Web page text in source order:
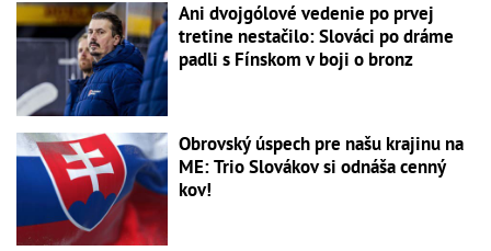
Ani dvojgólové vedenie po prvej
tretine nestačilo: Slováci po dráme
padli s Fínskom v boji o bronz
Obrovský úspech pre našu krajinu na
ME: Trio Slovákov si odnáša cenný
kov!